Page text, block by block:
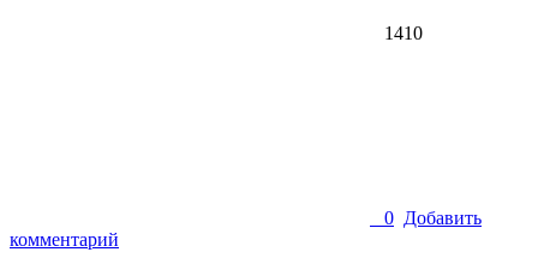
1410
0 Добавить
комментарий